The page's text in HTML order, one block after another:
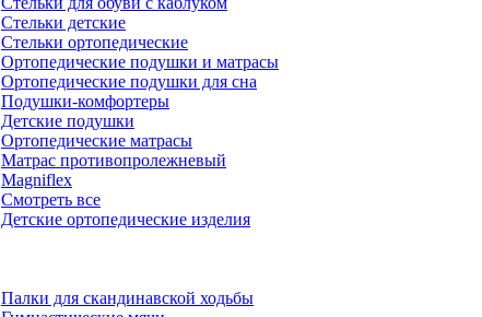
Стельки детские
Стельки ортопедические
Ортопедические подушки и матрасы
Ортопедические подушки для сна
Подушки-комфортеры
Детские подушки
Ортопедические матрасы
Матрас противопролежневый
Magniflex
Смотреть все
Детские ортопедические изделия
Палки для скандинавской ходьбы